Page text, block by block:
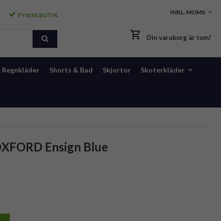
FYSISK BUTIK
Din varukorg är tom!
Regnkläder Shorts & Bad Skjortor Skoterkläder
Ensign Blue